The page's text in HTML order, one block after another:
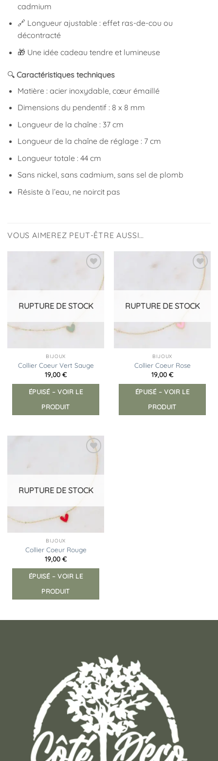
cadmium
🔗 Longueur ajustable : effet ras-de-cou ou
décontracté
🎁 Une idée cadeau tendre et lumineuse
🔍 Caractéristiques techniques
Matière : acier inoxydable, cœur émaillé
Dimensions du pendentif : 8 x 8 mm
Longueur de la chaîne : 37 cm
Longueur de la chaîne de réglage : 7 cm
Longueur totale : 44 cm
Sans nickel, sans cadmium, sans sel de plomb
Résiste à l’eau, ne noircit pas
VOUS AIMEREZ PEUT-ÊTRE AUSSI…
RUPTURE DE STOCK
BIJOUX
Collier Coeur Vert Sauge
19,00 €
ÉPUISÉ – VOIR LE
PRODUIT
Ajouter
liste
RUPTURE DE STOCK
BIJOUX
Collier Coeur Rose
19,00 €
ÉPUISÉ – VOIR LE
PRODUIT
liste
RUPTURE DE STOCK
BIJOUX
Collier Coeur Rouge
19,00 €
ÉPUISÉ – VOIR LE
PRODUIT